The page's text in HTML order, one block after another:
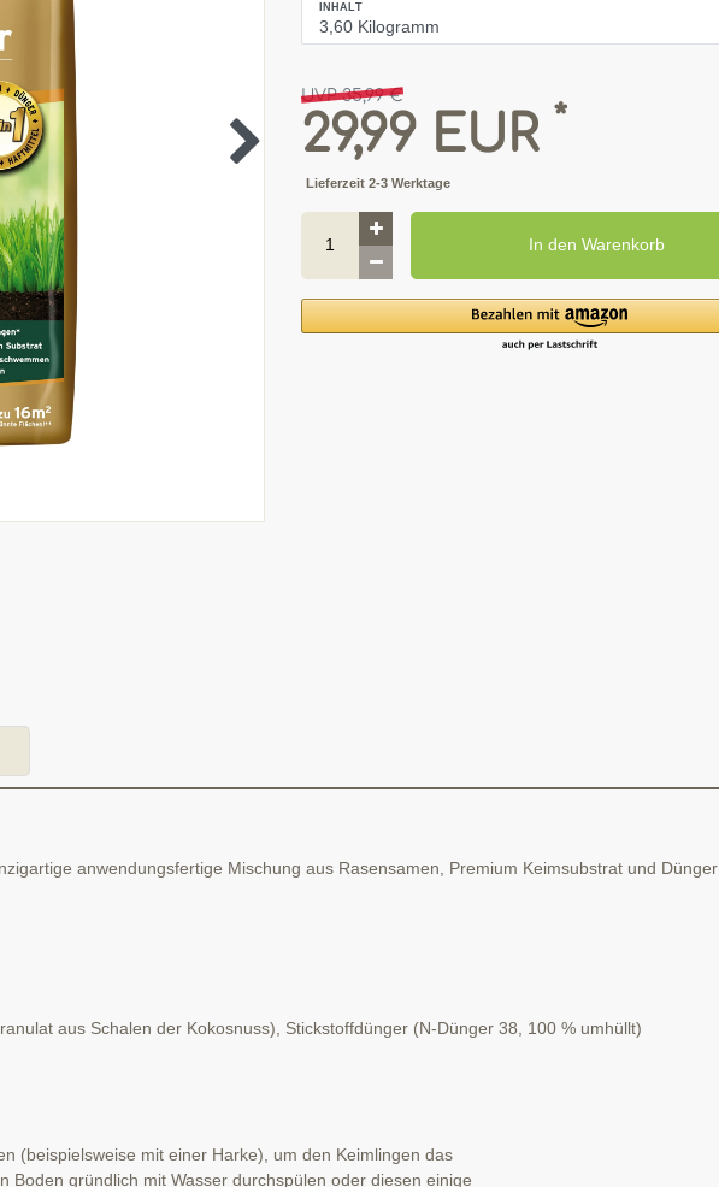
INHALT
UVP 35,99 €
29,99 EUR *
Lieferzeit 2-3 Werktage
In den Warenkorb
anwendungsfertige Mischung aus Rasensamen, Premium Keimsubstrat und Dünger
aus Schalen der Kokosnuss), Stickstoffdünger (N-Dünger 38, 100 % umhüllt)
(beispielsweise mit einer Harke), um den Keimlingen das
Boden gründlich mit Wasser durchspülen oder diesen einige